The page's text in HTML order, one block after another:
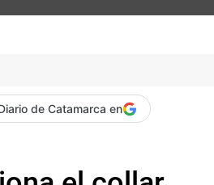
de Catamarca en